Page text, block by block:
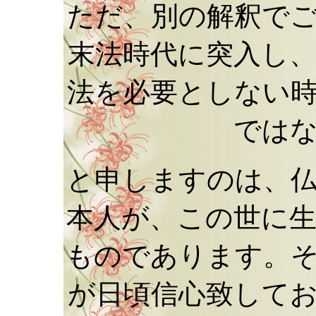
ただ、別の解釈で
末法時代に突入し
法を必要としない
では
と申しますのは、
本人が、この世に
ものであります。
が日頃信心致して